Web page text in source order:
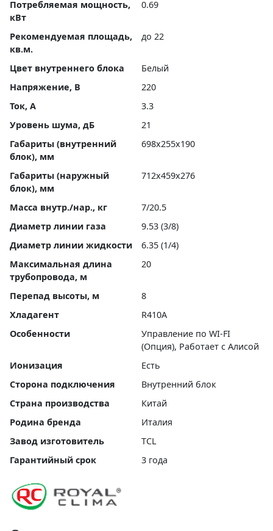
Потребляемая мощность,
кВт
0.69
Рекомендуемая площадь,
кв.м.
до 22
Цвет внутреннего блока
Белый
Напряжение, В
220
Ток, А
3.3
Уровень шума, дБ
21
Габариты (внутренний
блок), мм
698x255x190
Габариты (наружный
блок), мм
712x459x276
Масса внутр./нар., кг
7/20.5
Диаметр линии газа
9.53 (3/8)
Диаметр линии жидкости
6.35 (1/4)
Максимальная длина
трубопровода, м
20
Перепад высоты, м
8
Хладагент
R410A
Особенности
Управление по WI-FI
(Опция), Работает с Алисой
Ионизация
Есть
Сторона подключения
Внутренний блок
Страна производства
Китай
Родина бренда
Италия
Завод изготовитель
TCL
Гарантийный срок
3 года